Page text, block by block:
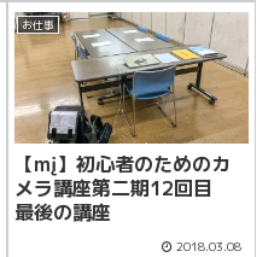
お仕事
【mį】初心者のためのカ
メラ講座第二期12回目
最後の講座
2018.03.08